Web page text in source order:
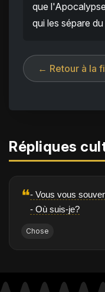
que
qui les sépare
← Retour à la
Répliques
❝- Vous vous
- Où suis-je?
Chose